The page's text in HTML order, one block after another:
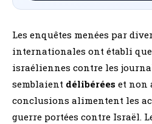
Les enquêtes menées par
internationales ont établi
israéliennes contre les
semblaient délibérées et non
conclusions alimentent les
guerre portées contre Israël.